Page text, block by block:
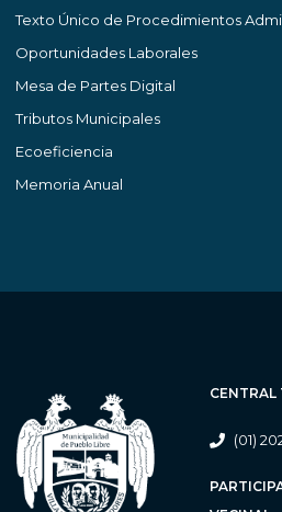
Texto Único de Procedimientos
Oportunidades Laborales
Mesa de Partes Digital
Tributos Municipales
Ecoeficiencia
Memoria Anual
CENTRAL
(01)